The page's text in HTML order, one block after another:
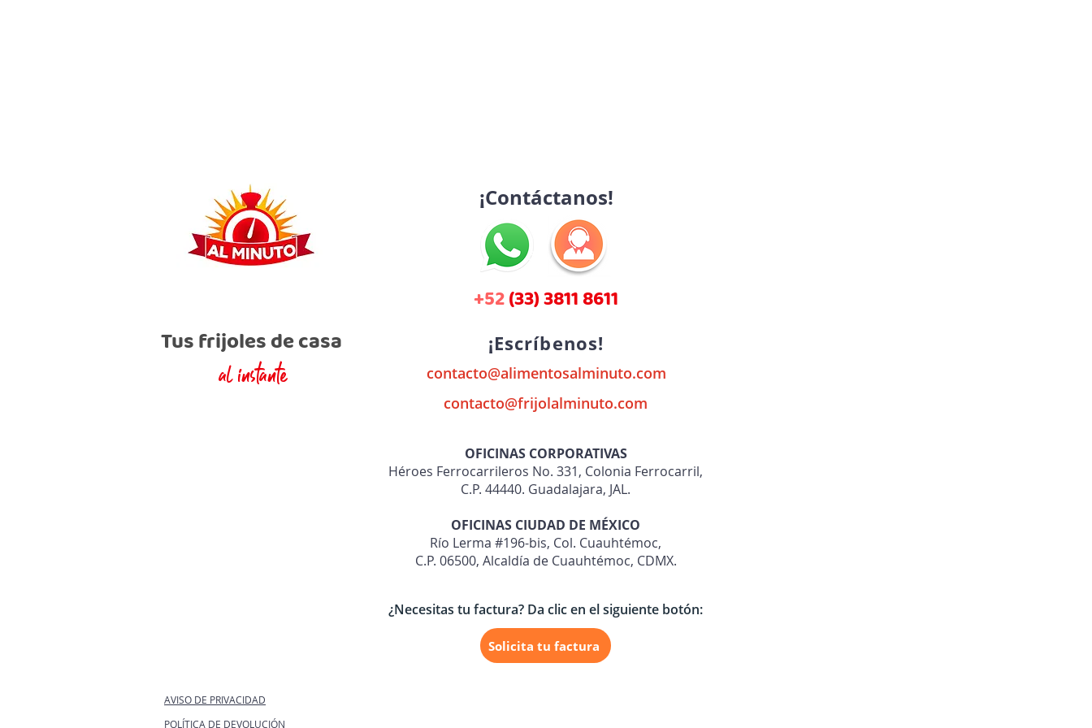
Tus frijoles de casa
al instante
¡Contáctanos!
+52(33) 3811 8611
¡Escríbenos!
contacto@alimentosalminuto.com
contacto@frijolalminuto.com
OFICINAS CORPORATIVAS
Héroes Ferrocarrileros No. 331, Colonia Ferrocarril,
C.P. 44440. Guadalajara, JAL.
OFICINAS CIUDAD DE MÉXICO
Río Lerma #196-bis, Col. Cuauhtémoc,
C.P. 06500, Alcaldía de Cuauhtémoc, CDMX.
¿Necesitas tu factura? Da clic en el siguiente botón:
Solicita tu factura
AVISO DE PRIVACIDAD
POLÍTICA DE DEVOLUCIÓN